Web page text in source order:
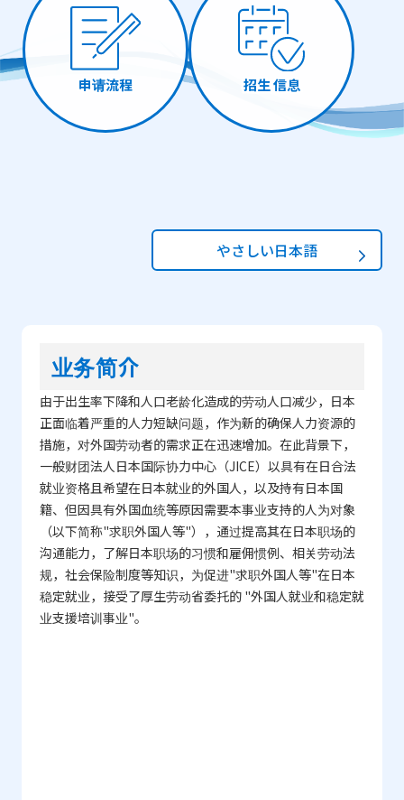
申请流程 招生 信息
やさしい日本語
业务简介
由于出生率下降和人口老龄化造成的劳动人口减少，日本
正面临着严重的人力短缺问题，作为新的确保人力资源的
措施，对外国劳动者的需求正在迅速增加。在此背景下，
一般财团法人日本国际协力中心（JICE）以具有在日合法
就业资格且希望在日本就业的外国人，以及持有日本国
籍、但因具有外国血统等原因需要本事业支持的人为对象
（以下简称"求职外国人等"），通过提高其在日本职场的
沟通能力，了解日本职场的习惯和雇佣惯例、相关劳动法
规，社会保险制度等知识，为促进"求职外国人等"在日本
稳定就业，接受了厚生劳动省委托的 "外国人就业和稳定就
业支援培训事业"。